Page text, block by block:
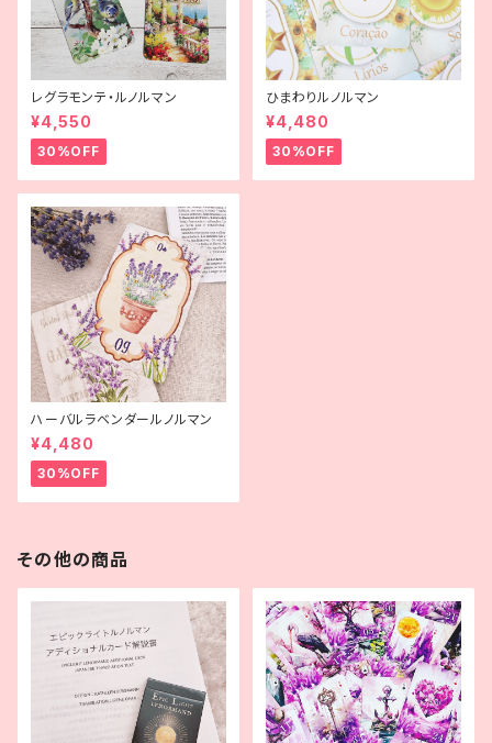
レグラモンテ・ルノルマン
¥4,550
30%OFF
ひまわりルノルマン
¥4,480
30%OFF
ハーバルラベンダールノルマン
¥4,480
30%OFF
その他の商品